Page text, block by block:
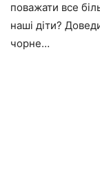
поважати все
наші діти?
чорне…